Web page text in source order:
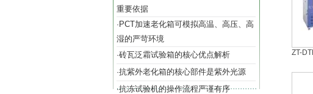
重要依据
· PCT加速老化箱可模拟高温、高压、高
湿的严苛环境
·砖瓦泛霜试验箱的核心优点解析
·抗紫外老化箱的核心部件是紫外光源
·抗冻试验机的操作流程严谨有序